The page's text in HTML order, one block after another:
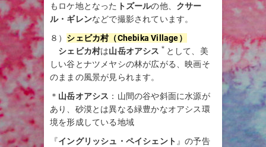
もロケ地となった トズールの他、 クサー
ル・ギレンなどで撮影されています。
８） シェビカ村（Chebika Village）
シェビカ村は山岳オアシス ＊ として、美
しい谷とナツメヤシの林が広がる、映画そ
のままの風景が見られます。
＊ 山岳オアシス ：山間の谷や斜面に水源が
あり、砂漠とは異なる緑豊かなオアシス環
境を形成している地域
『イングリッシュ・ペイシェント 』の予告